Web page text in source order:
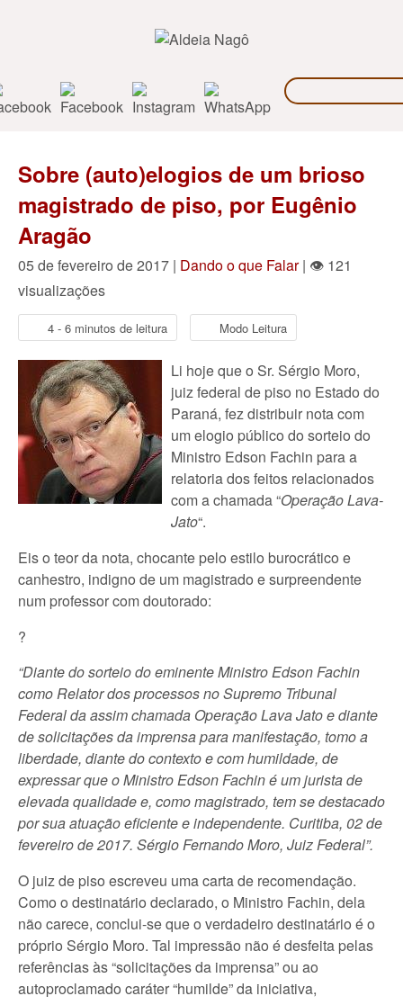
Sobre (auto)elogios de um brioso
magistrado de piso, por Eugênio
Aragão
05 de fevereiro de 2017 | Dando o que Falar| 👁 121
visualizações
4 - 6 minutos de leitura Modo Leitura
Li hoje que o Sr. Sérgio Moro,
juiz federal de piso no Estado do
Paraná, fez distribuir nota com
um elogio público do sorteio do
Ministro Edson Fachin para a
relatoria dos feitos relacionados
com a chamada “Operação Lava-
Jato“.
Eis o teor da nota, chocante pelo estilo burocrático e
canhestro, indigno de um magistrado e surpreendente
num professor com doutorado:
?
“Diante do sorteio do eminente Ministro Edson Fachin
como Relator dos processos no Supremo Tribunal
Federal da assim chamada Operação Lava Jato e diante
de solicitações da imprensa para manifestação, tomo a
liberdade, diante do contexto e com humildade, de
expressar que o Ministro Edson Fachin é um jurista de
elevada qualidade e, como magistrado, tem se destacado
por sua atuação eficiente e independente. Curitiba, 02 de
fevereiro de 2017. Sérgio Fernando Moro, Juiz Federal”.
O juiz de piso escreveu uma carta de recomendação.
Como o destinatário declarado, o Ministro Fachin, dela
não carece, conclui-se que o verdadeiro destinatário é o
próprio Sérgio Moro. Tal impressão não é desfeita pelas
referências às “solicitações da imprensa” ou ao
autoproclamado caráter “humilde” da iniciativa,